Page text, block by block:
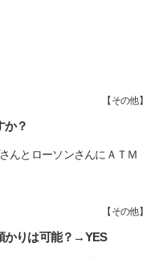
【 その他】
か？
んとローソンさんにＡＴＭ
【 その他】
かりは可能？→YES